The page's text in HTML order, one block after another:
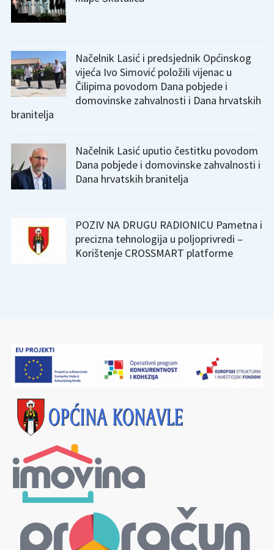
Načelnik Lasić i predsjednik Općinskog
vijeća Ivo Simović položili vijenac u
Čilipima povodom Dana pobjede i
domovinske zahvalnosti i Dana hrvatskih
branitelja
Načelnik Lasić uputio čestitku povodom
Dana pobjede i domovinske zahvalnosti i
Dana hrvatskih branitelja
POZIV NA DRUGU RADIONICU Pametna i
precizna tehnologija u poljoprivredi –
Korištenje CROSSMART platforme